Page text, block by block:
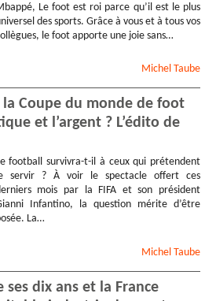
Le foot est roi parce qu’il est le plus
des sports. Grâce à vous et à tous vos
le foot apporte une joie sans…
Michel Taube
Coupe du monde de foot
et l’argent ? L’édito de
football survivra-t-il à ceux qui prétendent
servir ? À voir le spectacle offert ces
mois par la FIFA et son président
Infantino, la question mérite d’être
La…
Michel Taube
ses dix ans et la France